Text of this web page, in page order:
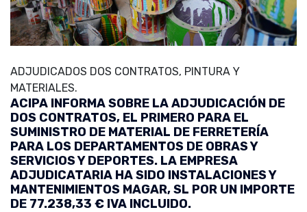
ADJUDICADOS DOS CONTRATOS, PINTURA Y
MATERIALES.
ACIPA INFORMA SOBRE LA ADJUDICACIÓN DE
DOS CONTRATOS, EL PRIMERO PARA EL
SUMINISTRO DE MATERIAL DE FERRETERÍA
PARA LOS DEPARTAMENTOS DE OBRAS Y
SERVICIOS Y DEPORTES. LA EMPRESA
ADJUDICATARIA HA SIDO INSTALACIONES Y
MANTENIMIENTOS MAGAR, SL POR UN IMPORTE
DE 77.238,33 € IVA INCLUIDO.